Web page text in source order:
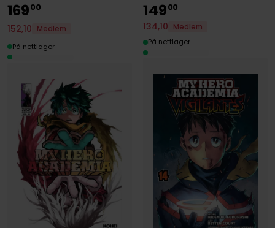
16900
152,10
Medlem
På nettlager
14900
134,10
Medlem
På nettlager